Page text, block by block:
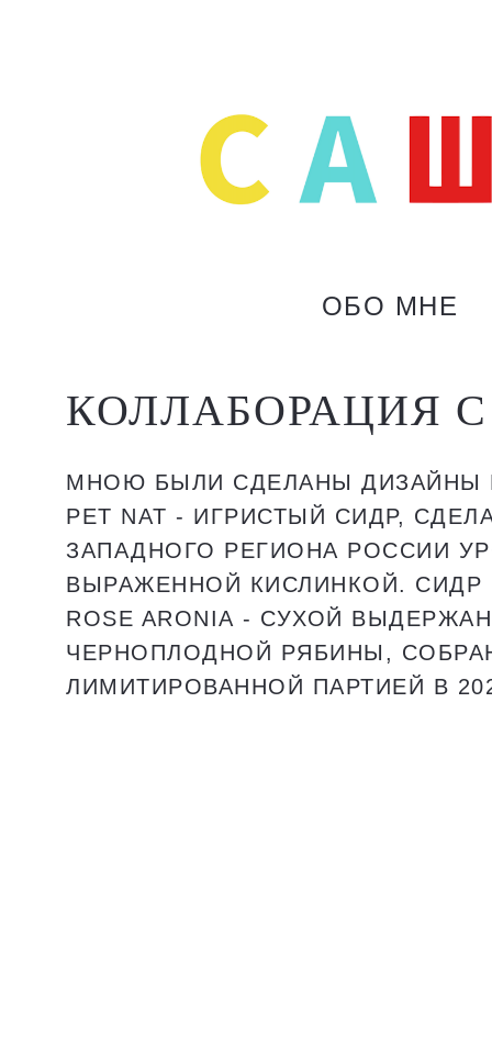
ОБО МНЕ
КОЛЛАБОРАЦИЯ
МНОЮ БЫЛИ СДЕЛАНЫ ДИЗАЙНЫ
PET NAT - ИГРИСТЫЙ СИДР,
ЗАПАДНОГО РЕГИОНА РОССИИ
ВЫРАЖЕННОЙ КИСЛИНКОЙ. СИДР
ROSE ARONIA - СУХОЙ
ЧЕРНОПЛОДНОЙ РЯБИНЫ,
ЛИМИТИРОВАННОЙ ПАРТИЕЙ В